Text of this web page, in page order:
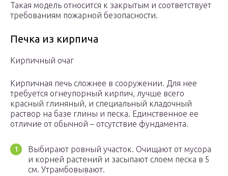
Такая модель относится к закрытым и соответствует
требованиям пожарной безопасности.
Печка из кирпича
Кирпичный очаг
Кирпичная печь сложнее в сооружении. Для нее
требуется огнеупорный кирпич, лучше всего
красный глиняный, и специальный кладочный
раствор на базе глины и песка. Единственное ее
отличие от обычной – отсутствие фундамента.
Выбирают ровный участок. Очищают от мусора
и корней растений и засыпают слоем песка в 5
см. Утрамбовывают.